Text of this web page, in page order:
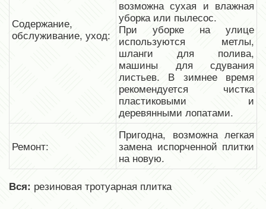
Содержание,
обслуживание, уход:
возможна сухая и влажная
уборка или пылесос.
При уборке на улице
используются метлы,
шланги для полива,
машины для сдувания
листьев. В зимнее время
рекомендуется чистка
пластиковыми и
деревянными лопатами.
Ремонт:
Пригодна, возможна легкая
замена испорченной плитки
на новую.
Вся: резиновая тротуарная плитка